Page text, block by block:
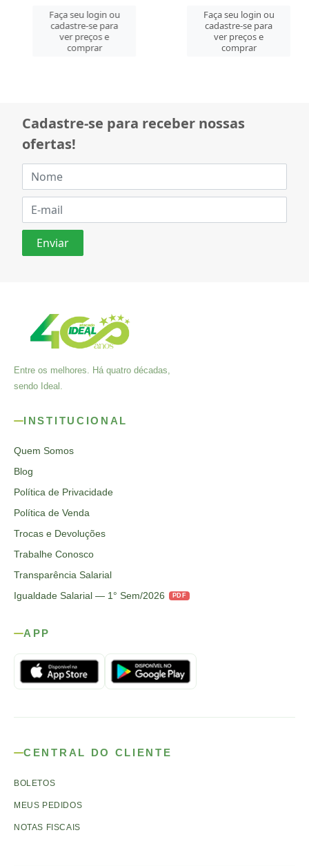
Faça seu login ou
cadastre-se para
ver preços e
comprar
Faça seu login ou
cadastre-se para
ver preços e
comprar
Cadastre-se para receber nossas
ofertas!
Entre os melhores. Há quatro décadas,
sendo Ideal.
INSTITUCIONAL
Quem Somos
Blog
Política de Privacidade
Política de Venda
Trocas e Devoluções
Trabalhe Conosco
Transparência Salarial
Igualdade Salarial — 1° Sem/2026
PDF
APP
CENTRAL DO CLIENTE
BOLETOS
MEUS PEDIDOS
NOTAS FISCAIS